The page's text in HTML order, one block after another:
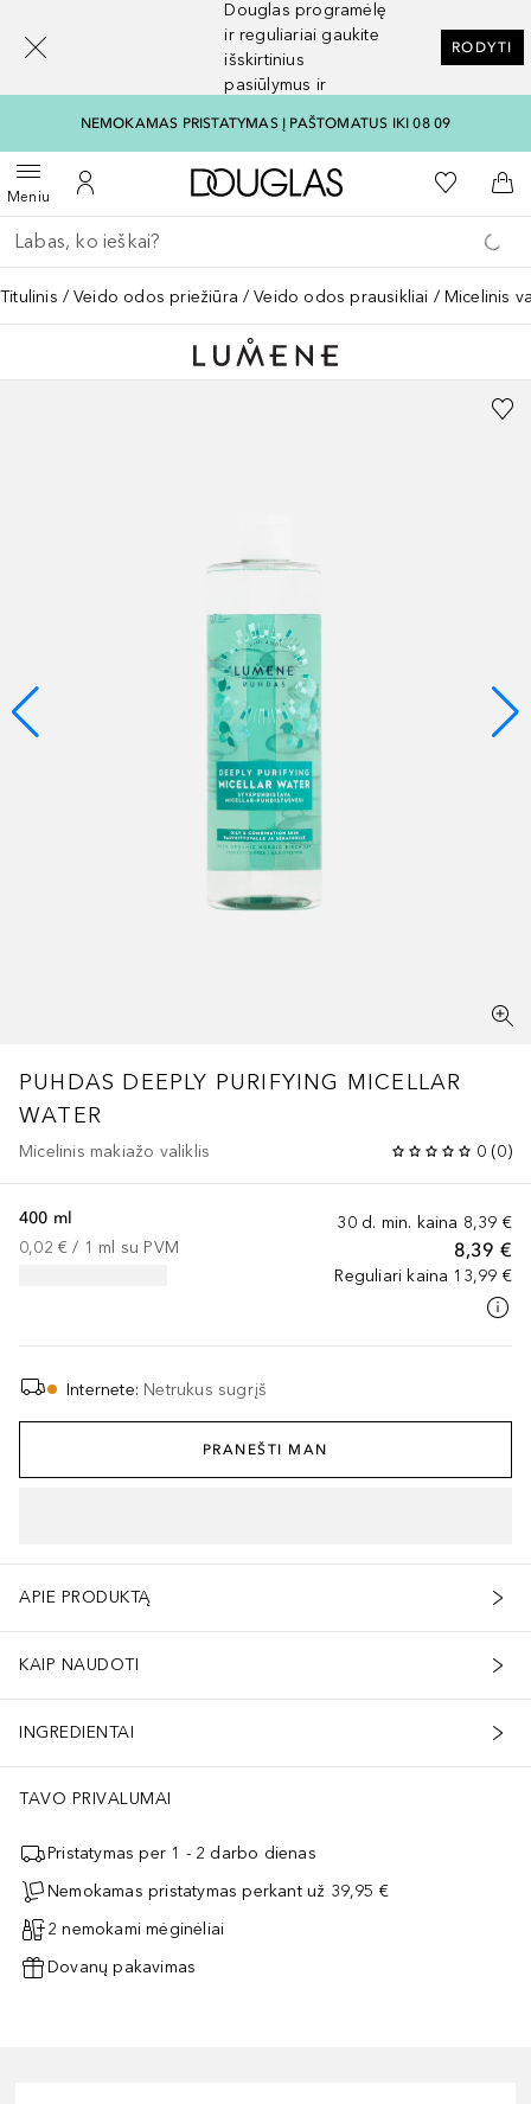
Douglas programėlę
ir reguliariai gaukite
išskirtinius
pasiūlymus ir
RODYTI
NEMOKAMAS PRISTATYMAS Į PAŠTOMATUS IKI 08 09
MeniuAtidaryti meniuĮ mano paskyrą
Į Douglas pagrindinį
Į mano
Į
Grįžk atgal
Vykdykite paiešką
Titulinis Veido odos priežiūra Veido odos prausikliai Micelinis
PUHDAS DEEPLY PURIFYING MICELLAR
WATER
Micelinis makiažo valiklis 0 (0)
30 d. min. kaina 8,39 €
8,39 €
Reguliari kaina 13,99 €
400 ml
0,02 € / 1 ml su PVM
Internete: Netrukus sugrįš
PRANEŠTI MAN
APIE PRODUKTĄ
KAIP NAUDOTI
INGREDIENTAI
TAVO PRIVALUMAI
Pristatymas per 1 - 2 darbo dienas
Nemokamas pristatymas perkant už 39,95 €
2 nemokami mėginėliai
Dovanų pakavimas
[navigation.slideout.screenreader]